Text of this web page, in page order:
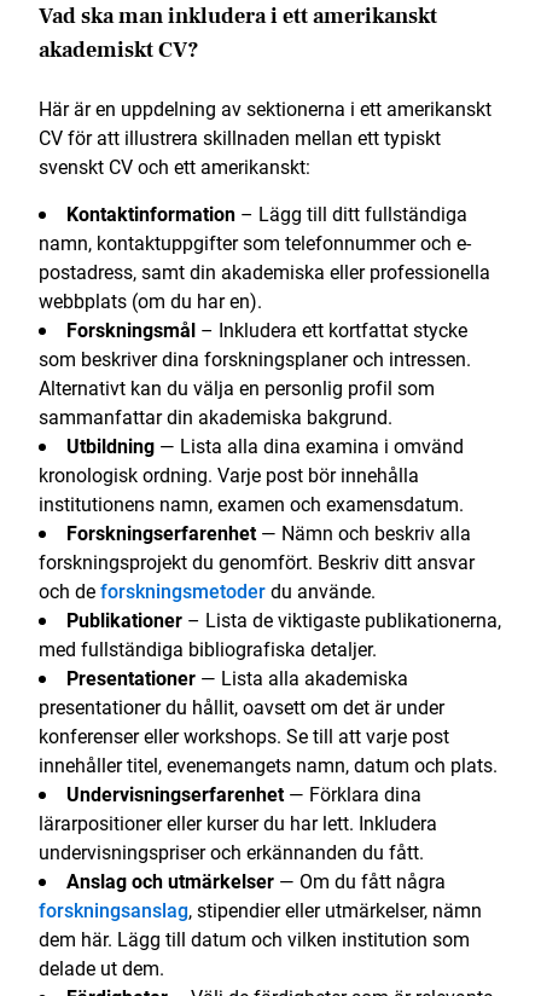
Vad ska man inkludera i ett amerikanskt
akademiskt CV?
Här är en uppdelning av sektionerna i ett amerikanskt
CV för att illustrera skillnaden mellan ett typiskt
svenskt CV och ett amerikanskt:
Kontaktinformation – Lägg till ditt fullständiga
namn, kontaktuppgifter som telefonnummer och e-
postadress, samt din akademiska eller professionella
webbplats (om du har en).
Forskningsmål – Inkludera ett kortfattat stycke
som beskriver dina forskningsplaner och intressen.
Alternativt kan du välja en personlig profil som
sammanfattar din akademiska bakgrund.
Utbildning — Lista alla dina examina i omvänd
kronologisk ordning. Varje post bör innehålla
institutionens namn, examen och examensdatum.
Forskningserfarenhet— Nämn och beskriv alla
forskningsprojekt du genomfört. Beskriv ditt ansvar
och deforskningsmetoderdu använde.
Publikationer – Lista de viktigaste publikationerna,
med fullständiga bibliografiska detaljer.
Presentationer — Lista alla akademiska
presentationer du hållit, oavsett om det är under
konferenser eller workshops. Se till att varje post
innehåller titel, evenemangets namn, datum och plats.
Undervisningserfarenhet— Förklara dina
lärarpositioner eller kurser du har lett. Inkludera
undervisningspriser och erkännanden du fått.
Anslag och utmärkelser — Om du fått några
forskningsanslag, stipendier eller utmärkelser, nämn
dem här. Lägg till datum och vilken institution som
delade ut dem.